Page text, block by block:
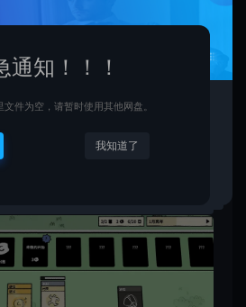
通知！！！
文件为空，请暂时使用其他网盘。
我知道了